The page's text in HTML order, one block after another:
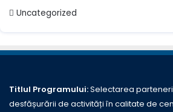
Uncategorized
Titlul Programului:Selectarea
desfășurării de activități în calitate de